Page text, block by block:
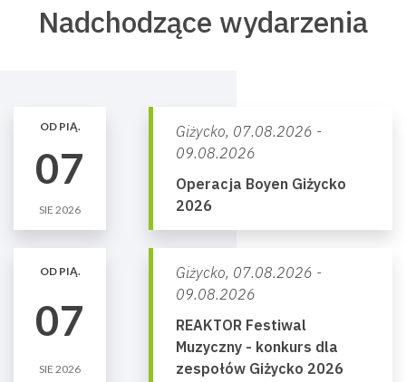
Nadchodzące wydarzenia
OD PIĄ.
07
SIE 2026
Giżycko, 07.08.2026 -
09.08.2026
Operacja Boyen Giżycko
2026
OD PIĄ.
07
SIE 2026
Giżycko, 07.08.2026 -
09.08.2026
REAKTOR Festiwal
Muzyczny - konkurs dla
zespołów Giżycko 2026